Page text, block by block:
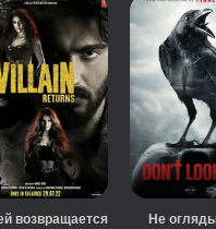
возвращается
Не